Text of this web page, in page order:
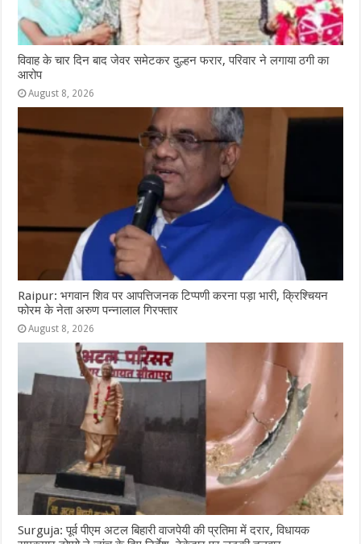
विवाह के चार दिन बाद जेवर समेटकर दुल्हन फरार, परिवार ने लगाया ठगी का
आरोप
August 8, 2026
Raipur: भगवान शिव पर आपत्तिजनक टिप्पणी करना पड़ा भारी, क्रिश्चियन
फोरम के नेता अरुण पन्नालाल गिरफ्तार
August 8, 2026
Surguja: पूर्व पीएम अटल बिहारी वाजपेयी की प्रतिमा में दरार, विधायक